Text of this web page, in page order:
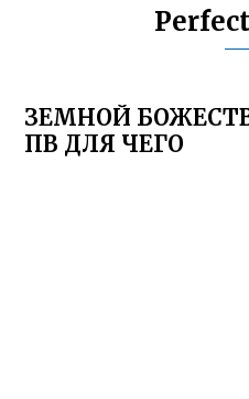
ЗЕМНОЙ
ПВ ДЛЯ ЧЕГО